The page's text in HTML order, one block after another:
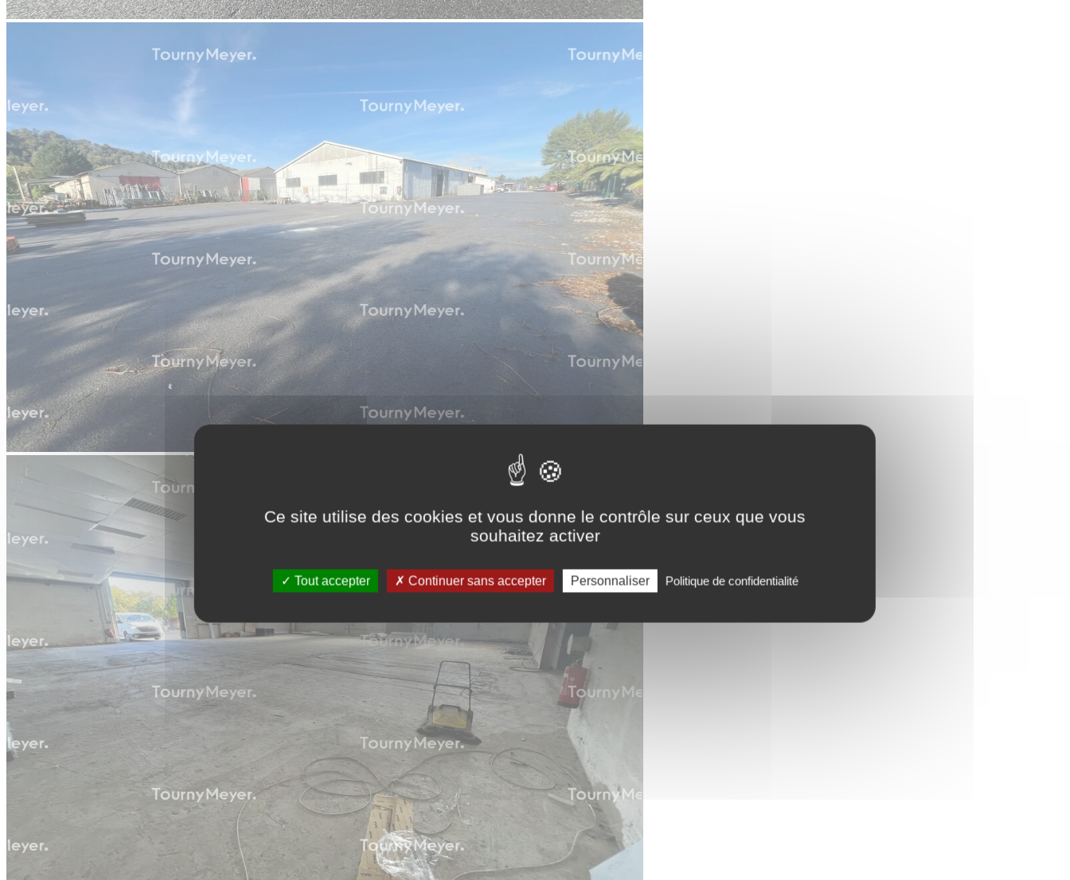
Ce site utilise des cookies et vous donne le contrôle sur ceux que vous
souhaitez activer
Tout accepter Continuer sans accepter Personnaliser Politique de confidentialité